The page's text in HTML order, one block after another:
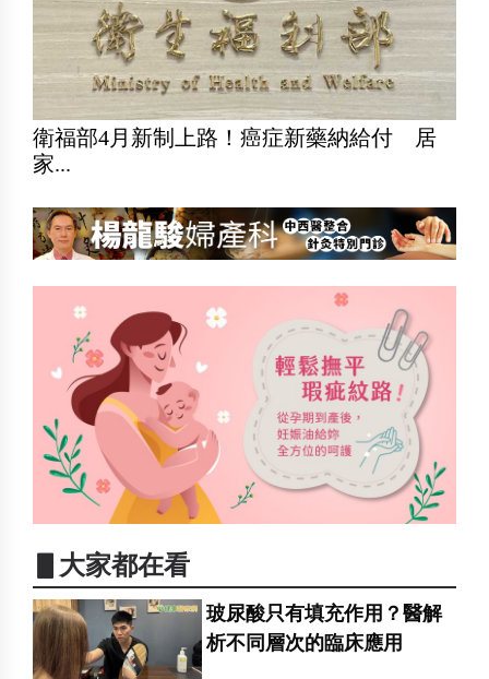
衛福部4月新制上路！癌症新藥納給付 居
家...
▋大家都在看
玻尿酸只有填充作用？醫解
析不同層次的臨床應用